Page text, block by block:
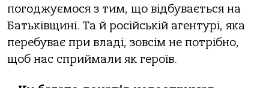
погоджуємося з тим, що відбувається на
Батьківщині. Та й російській агентурі, яка
перебуває при владі, зовсім не потрібно,
щоб нас сприймали як героїв.